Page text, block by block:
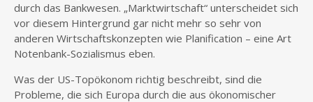
durch das Bankwesen. „Marktwirtschaft“ unterscheidet sich
vor diesem Hintergrund gar nicht mehr so sehr von
anderen Wirtschaftskonzepten wie Planification – eine Art
Notenbank-Sozialismus eben.
Was der US-Topökonom richtig beschreibt, sind die
Probleme, die sich Europa durch die aus ökonomischer